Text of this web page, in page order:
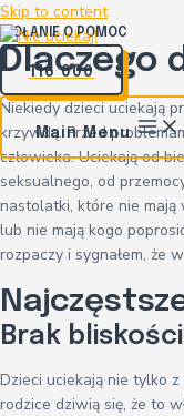
Skip to content
116 000
Main Menu
WOŁANIE O POMOC
Dlaczego
Niekiedy dzieci uciekają
krzywdą. Przed
człowieka. Uciekają od
seksualnego, od
nastolatki, które nie
lub nie mają kogo
rozpaczy i sygnałem, że
Brak bliskości
Dzieci uciekają nie tylko
rodzice dziwią się, że to